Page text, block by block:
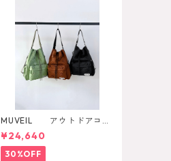
MUVEIL アウトドアコラ
ボ2WAYリュック
¥24,640
30%OFF